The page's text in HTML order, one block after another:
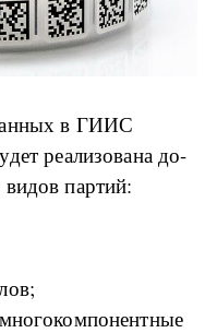
в ГИИС
ре­а­ли­зо­ва­на до­
ви­дов пар­тий: